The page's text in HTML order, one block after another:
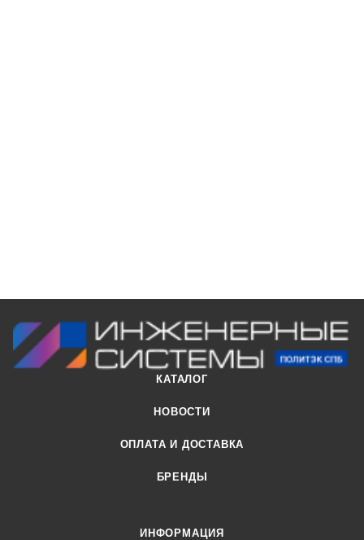
КАТАЛОГ
НОВОСТИ
ОПЛАТА И ДОСТАВКА
БРЕНДЫ
ИНФОРМАЦИЯ